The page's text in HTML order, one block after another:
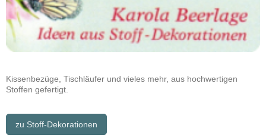
Kissenbezüge, Tischläufer und vieles mehr, aus hochwertigen
Stoffen gefertigt.
zu Stoff-Dekorationen